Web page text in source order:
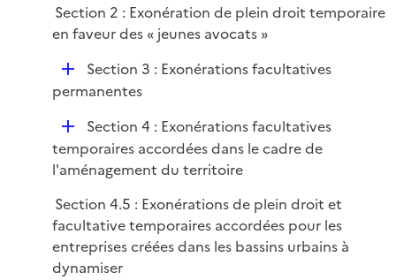
e
r
l
i
Section 2 : Exonération de plein droit temporaire
en faveur des « jeunes avocats »
D
é
i
e
r
Section 3 : Exonérations facultatives
permanentes
D
é
p
i
e
r
Section 4 : Exonérations facultatives
temporaires accordées dans le cadre de
l'aménagement du territoire
Section 4.5 : Exonérations de plein droit et
facultative temporaires accordées pour les
entreprises créées dans les bassins urbains à
dynamiser